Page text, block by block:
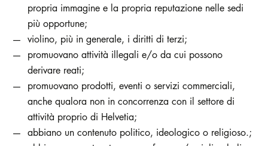
propria immagine e la propria reputazione nelle sedi
più opportune;
violino, più in generale, i diritti di terzi;
promuovano attività illegali e/o da cui possono
derivare reati;
promuovano prodotti, eventi o servizi commerciali,
anche qualora non in concorrenza con il settore di
attività proprio di Helvetia;
abbiano un contenuto politico, ideologico o religioso.;